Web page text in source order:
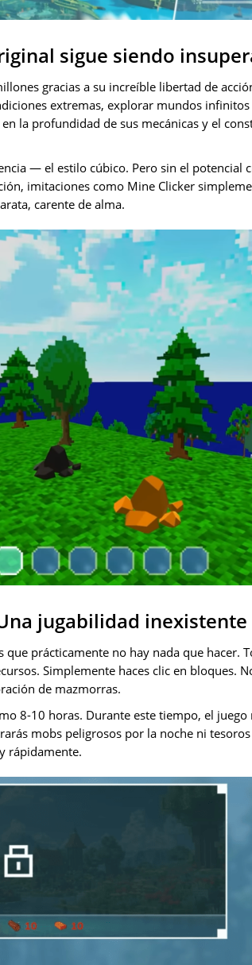
sigue siendo
gracias a su increíble libertad de
extremas, explorar mundos
la profundidad de sus mecánicas y el
— el estilo cúbico. Pero sin el potencial
imitaciones como Mine Clicker
carente de alma.
jugabilidad inexistente
prácticamente no hay nada que hacer.
Simplemente haces clic en bloques.
de mazmorras.
8-10 horas. Durante este tiempo, el
mobs peligrosos por la noche ni
rápidamente.